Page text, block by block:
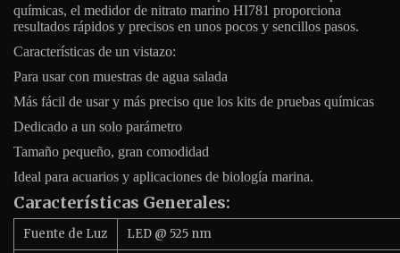
químicas, el medidor de nitrato marino HI781 proporciona
resultados rápidos y precisos en unos pocos y sencillos pasos.
Características de un vistazo:
Para usar con muestras de agua salada
Más fácil de usar y más preciso que los kits de pruebas químicas
Dedicado a un solo parámetro
Tamaño pequeño, gran comodidad
Ideal para acuarios y aplicaciones de biología marina.
Características Generales:
Fuente de Luz LED @ 525 nm